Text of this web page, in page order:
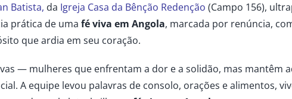
Batista, da Igreja Casa da Bênção Redenção (Campo 156),
prática de uma fé viva em Angola, marcada por renúncia,
que ardia em seu coração.
— mulheres que enfrentam a dor e a solidão, mas mantêm
A equipe levou palavras de consolo, orações e alimentos,